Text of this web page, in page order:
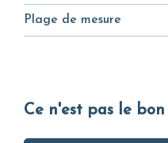
Plage de mesure
Ce n'est pas le